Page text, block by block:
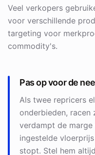
Veel verkopers
voor verschillende
targeting voor
commodity's.
Pas op voor de
Als twee repricers
onderbieden, racen
verdampt de marge
ingestelde
stopt. Stel hem